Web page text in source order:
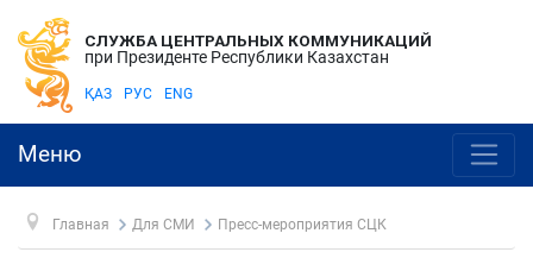
СЛУЖБА ЦЕНТРАЛЬНЫХ КОММУНИКАЦИЙ
при Президенте Республики Казахстан
ҚАЗ РУС ENG
Меню
Главная Для СМИ Пресс-мероприятия СЦК